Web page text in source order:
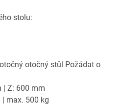
stolu:
otočný stůl Požádat o
| Z: 600 mm
max. 500 kg